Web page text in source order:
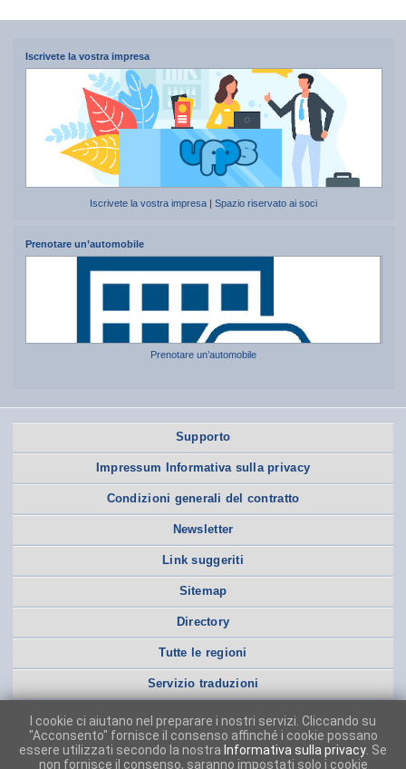
Iscrivete la vostra impresa
Iscrivete la vostra impresa |Spazio riservato ai soci
Prenotare un’automobile
Prenotare un’automobile
Supporto
Impressum Informativa sulla privacy
Condizioni generali del contratto
Newsletter
Link suggeriti
Sitemap
Directory
Tutte le regioni
Servizio traduzioni
I cookie ci aiutano nel preparare i nostri servizi. Cliccando su
"Acconsento" fornisce il consenso affinché i cookie possano
essere utilizzati secondo la nostra Informativa sulla privacy . Se
non fornisce il consenso, saranno impostati solo i cookie